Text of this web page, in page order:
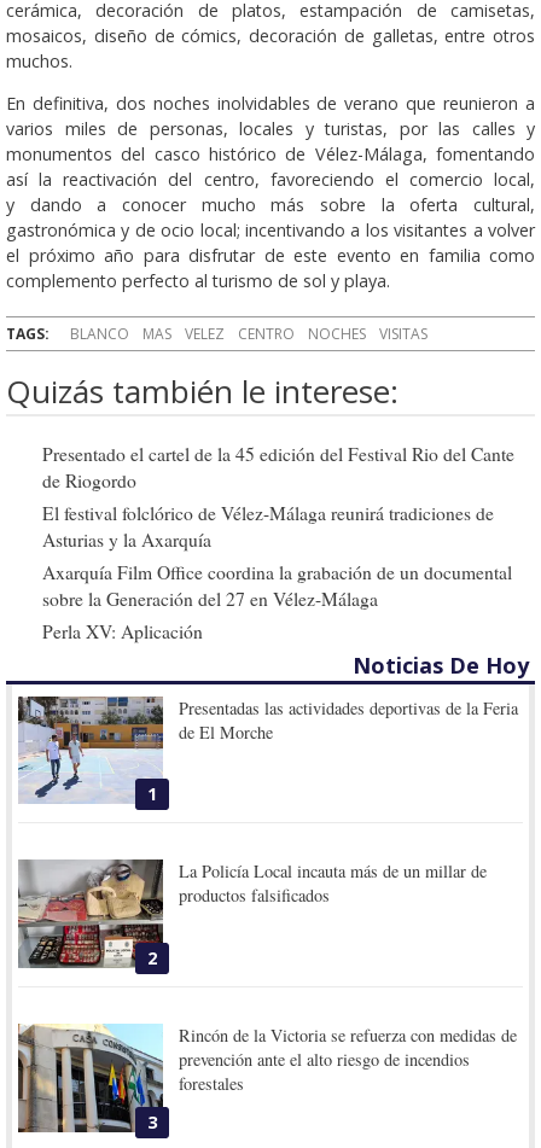
cerámica, decoración de platos, estampación de camisetas,
mosaicos, diseño de cómics, decoración de galletas, entre otros
muchos.
En definitiva, dos noches inolvidables de verano que reunieron a
varios miles de personas, locales y turistas, por las calles y
monumentos del casco histórico de Vélez-Málaga, fomentando
así la reactivación del centro, favoreciendo el comercio local,
y dando a conocer mucho más sobre la oferta cultural,
gastronómica y de ocio local; incentivando a los visitantes a volver
el próximo año para disfrutar de este evento en familia como
complemento perfecto al turismo de sol y playa.
TAGS: BLANCO MAS VELEZ CENTRO NOCHES VISITAS
Quizás también le interese:
Presentado el cartel de la 45 edición del Festival Rio del Cante
de Riogordo
El festival folclórico de Vélez-Málaga reunirá tradiciones de
Asturias y la Axarquía
Axarquía Film Office coordina la grabación de un documental
sobre la Generación del 27 en Vélez-Málaga
Perla XV: Aplicación
Noticias De Hoy
1
Presentadas las actividades deportivas de la Feria
de El Morche
2
La Policía Local incauta más de un millar de
productos falsificados
3
Rincón de la Victoria se refuerza con medidas de
prevención ante el alto riesgo de incendios
forestales